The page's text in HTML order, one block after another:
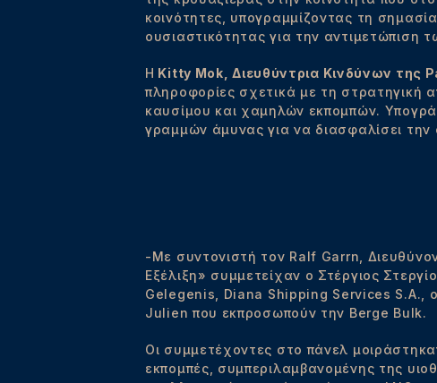
κοινότητες, υπογραμμίζοντας τη
ουσιαστικότητας για την αντιμετώπιση
Η Kitty Mok, Διευθύντρια Κινδύνων της
πληροφορίες σχετικά με τη στρατηγική
καυσίμου και χαμηλών εκπομπών.
γραμμών άμυνας για να διασφαλίσει την
-Με συντονιστή τον Ralf Garrn,
Εξέλιξη» συμμετείχαν ο Στέργιος
Gelegenis, Diana Shipping Services S.A.,
Julien που εκπροσωπούν την Berge Bulk.
Οι συμμετέχοντες στο πάνελ
εκπομπές, συμπεριλαμβανομένης της